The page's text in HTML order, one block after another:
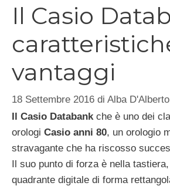
Il Casio
vantaggi
18 Settembre 2016 di Alba D'Alberto
Il Casio Databankche è uno dei
orologi Casio anni 80, un orologio
stravagante che ha riscosso
Il suo punto di forza è nella
quadrante digitale di forma